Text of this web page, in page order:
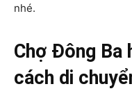
nhé.
Chợ Đông Ba
cách di